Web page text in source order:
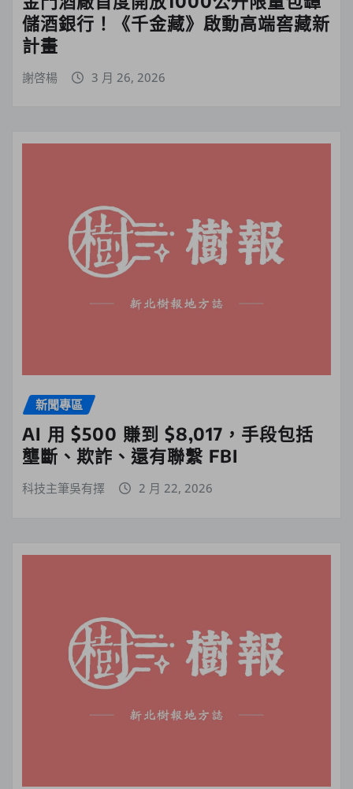
儲酒銀行！《千金藏》啟動高端窖藏新
計畫
謝啓楊 3 月 26, 2026
新聞專區
AI 用 $500 賺到 $8,017，手段包括
壟斷、欺詐、還有聯繫 FBI
科技主筆吳有擇 2 月 22, 2026